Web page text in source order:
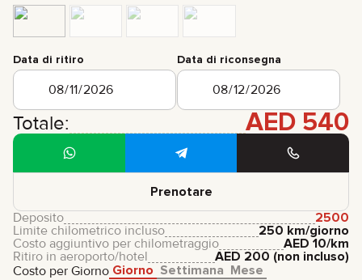
Data di ritiro Data di riconsegna
Totale: AED 540
Prenotare
Costo per Giorno Giorno Settimana Mese
Deposito
2500
Limite chilometrico incluso
250 km/giorno
Costo aggiuntivo per chilometraggio
AED 10/km
Ritiro in aeroporto/hotel
AED 200 (non incluso)